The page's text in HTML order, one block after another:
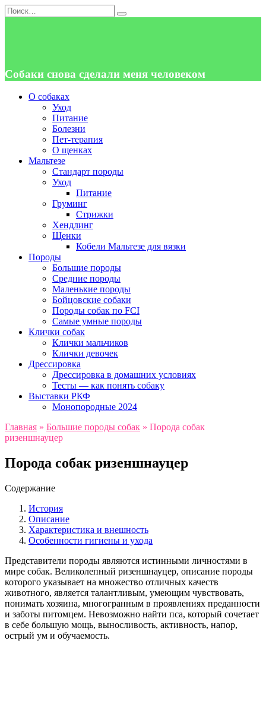
Перейти
к
Search
for:
Собаки снова сделали меня человеком
О собаках
Уход
Питание
Болезни
Пет-терапия
О щенках
Мальтезе
Стандарт породы
Уход
Питание
Груминг
Стрижки
Хендлинг
Щенки
Кобели Мальтезе для вязки
Породы
Большие породы
Средние породы
Маленькие породы
Бойцовские собаки
Породы собак по FCI
Самые умные породы
Клички собак
Клички мальчиков
Клички девочек
Дрессировка
Дрессировка в домашних условиях
Тесты — как понять собаку
Выставки РКФ
Монопородные 2024
Главная » Большие породы собак » Порода собак
ризеншнауцер
Порода собак ризеншнауцер
Содержание
История
Описание
Характеристика и внешность
Особенности гигиены и ухода
Представители породы являются истинными личностями в
мире собак. Великолепный ризеншнауцер, описание породы
которого указывает на множество отличных качеств
животного, является талантливым, умеющим чувствовать,
понимать хозяина, многогранным в проявлениях преданности
и заботы питомцем. Невозможно найти пса, который сочетает
в себе большую мощь, выносливость, активность, напор,
острый ум и обучаемость.